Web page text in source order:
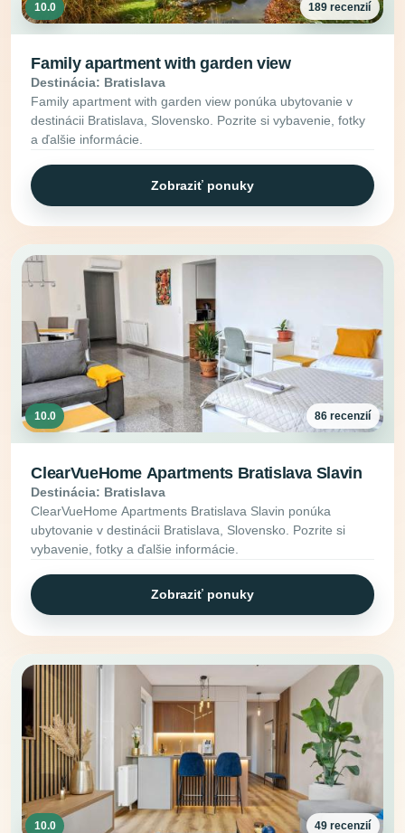
10.0 189 recenzií
Family apartment with garden view
Destinácia: Bratislava
Family apartment with garden view ponúka ubytovanie v
destinácii Bratislava, Slovensko. Pozrite si vybavenie, fotky
a ďalšie informácie.
Zobraziť ponuky
10.0 86 recenzií
ClearVueHome Apartments Bratislava Slavin
Destinácia: Bratislava
ClearVueHome Apartments Bratislava Slavin ponúka
ubytovanie v destinácii Bratislava, Slovensko. Pozrite si
vybavenie, fotky a ďalšie informácie.
Zobraziť ponuky
10.0 49 recenzií